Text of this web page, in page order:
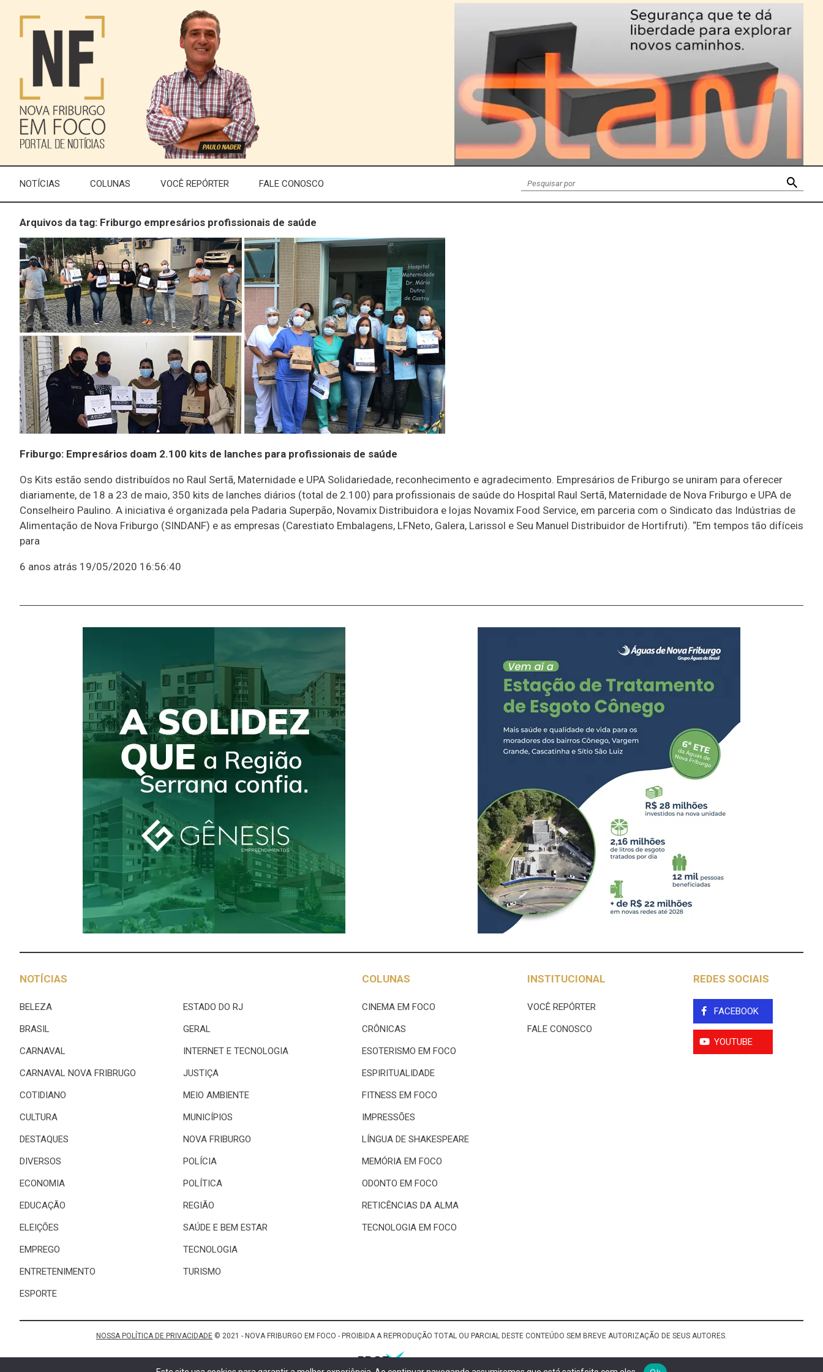
NOTÍCIAS COLUNAS VOCÊ REPÓRTER FALE CONOSCO
Arquivos da tag: Friburgo empresários profissionais de saúde
Friburgo: Empresários doam 2.100 kits de lanches para profissionais de saúde
Os Kits estão sendo distribuídos no Raul Sertã, Maternidade e UPA Solidariedade, reconhecimento e agradecimento. Empresários de Friburgo se uniram para oferecer
diariamente, de 18 a 23 de maio, 350 kits de lanches diários (total de 2.100) para profissionais de saúde do Hospital Raul Sertã, Maternidade de Nova Friburgo e UPA de
Conselheiro Paulino. A iniciativa é organizada pela Padaria Superpão, Novamix Distribuidora e lojas Novamix Food Service, em parceria com o Sindicato das Indústrias de
Alimentação de Nova Friburgo (SINDANF) e as empresas (Carestiato Embalagens, LFNeto, Galera, Larissol e Seu Manuel Distribuidor de Hortifruti). “Em tempos tão difíceis
para
6 anos atrás 19/05/2020 16:56:40
NOTÍCIAS
BELEZA
BRASIL
CARNAVAL
CARNAVAL NOVA FRIBRUGO
COTIDIANO
CULTURA
DESTAQUES
DIVERSOS
ECONOMIA
EDUCAÇÃO
ELEIÇÕES
EMPREGO
ENTRETENIMENTO
ESPORTE
ESTADO DO RJ
GERAL
INTERNET E TECNOLOGIA
JUSTIÇA
MEIO AMBIENTE
MUNICÍPIOS
NOVA FRIBURGO
POLÍCIA
POLÍTICA
REGIÃO
SAÚDE E BEM ESTAR
TECNOLOGIA
TURISMO
COLUNAS
CINEMA EM FOCO
CRÔNICAS
ESOTERISMO EM FOCO
ESPIRITUALIDADE
FITNESS EM FOCO
IMPRESSÕES
LÍNGUA DE SHAKESPEARE
MEMÓRIA EM FOCO
ODONTO EM FOCO
RETICÊNCIAS DA ALMA
TECNOLOGIA EM FOCO
INSTITUCIONAL
VOCÊ REPÓRTER
FALE CONOSCO
REDES SOCIAIS
FACEBOOK
YOUTUBE
NOSSA POLÍTICA DE PRIVACIDADE © 2021 - NOVA FRIBURGO EM FOCO - PROIBIDA A REPRODUÇÃO TOTAL OU PARCIAL DESTE CONTEÚDO SEM BREVE AUTORIZAÇÃO DE SEUS AUTORES.